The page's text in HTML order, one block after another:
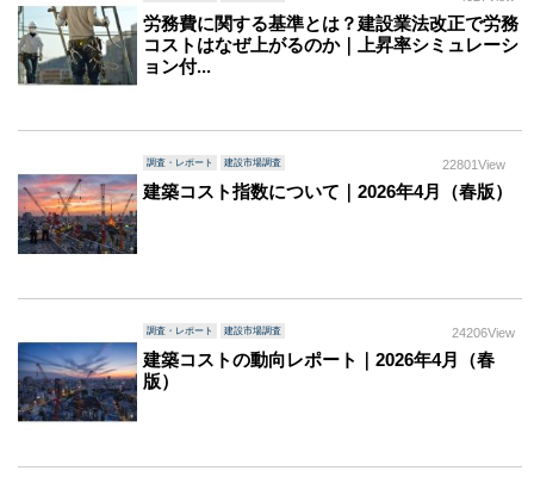
労務費に関する基準とは？建設業法改正で労務
コストはなぜ上がるのか｜上昇率シミュレーシ
ョン付...
調査・レポート 建設市場調査 22801View
建築コスト指数について｜2026年4月（春版）
調査・レポート 建設市場調査 24206View
建築コストの動向レポート｜2026年4月（春
版）